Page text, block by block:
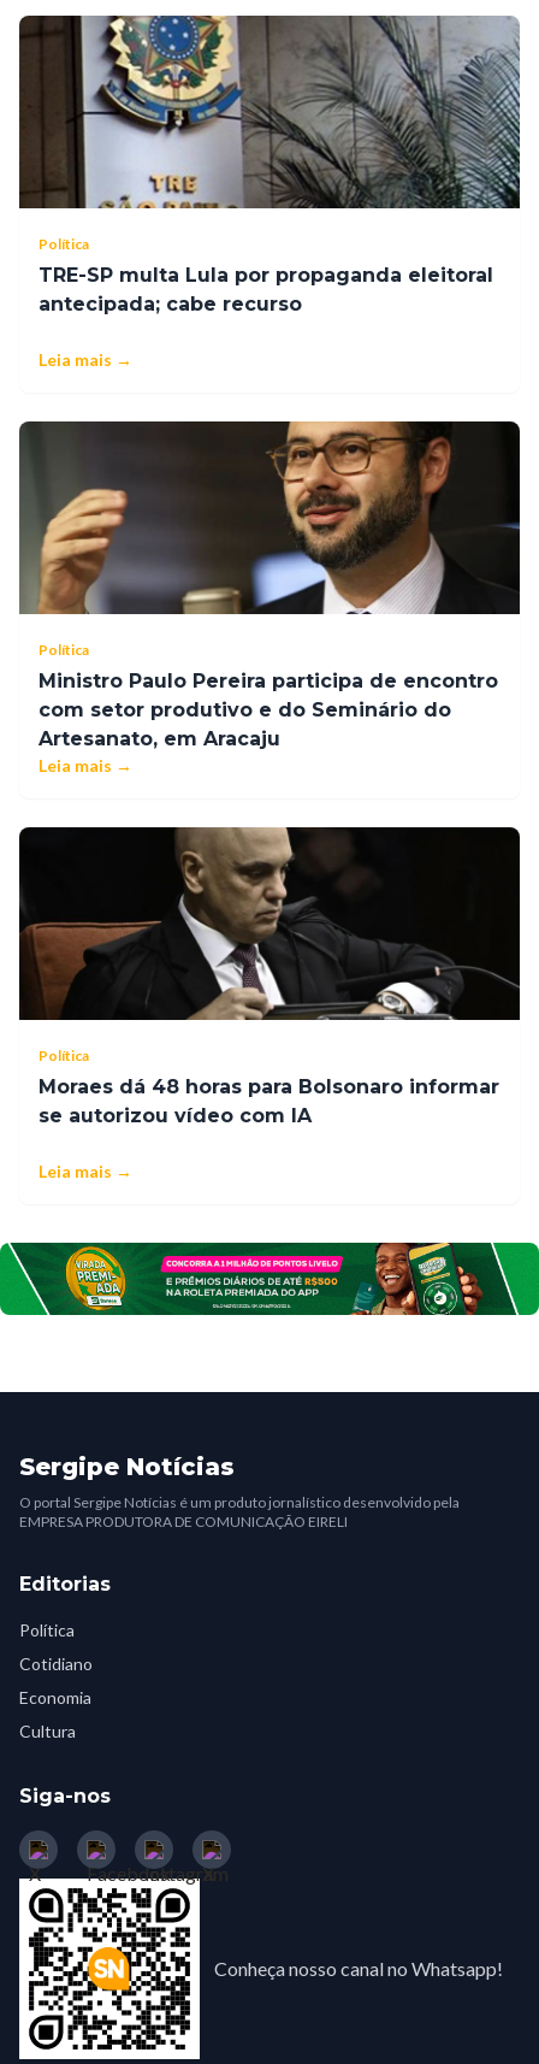
Política
TRE-SP multa Lula por propaganda eleitoral
antecipada; cabe recurso
Leia mais →
Política
Ministro Paulo Pereira participa de encontro
com setor produtivo e do Seminário do
Artesanato, em Aracaju
Leia mais →
Política
Moraes dá 48 horas para Bolsonaro informar
se autorizou vídeo com IA
Leia mais →
Sergipe Notícias
O portal Sergipe Notícias é um produto jornalístico desenvolvido pela
EMPRESA PRODUTORA DE COMUNICAÇÃO EIRELI
Editorias
Política
Cotidiano
Economia
Cultura
Siga-nos
Conheça nosso canal no Whatsapp!